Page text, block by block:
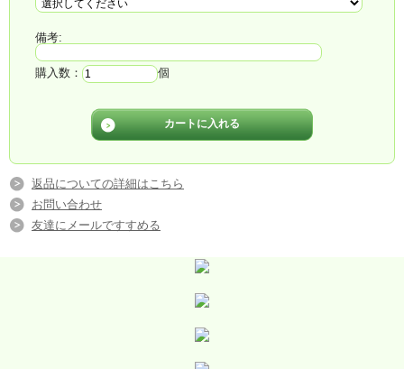
■◇■ＰＭ 3時までのご注文で翌日配
送可能■◇■
（北海道・青森・沖縄・鹿児島・宮崎・一部離島は翌々日）
■◇■お届けしたお花の画像が確認できます■◇■
備考:
購入数： 個
返品についての詳細はこちら
お問い合わせ
友達にメールですすめる